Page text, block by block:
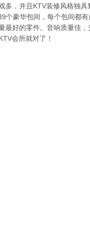
，并且KTV装修风格独具
个豪华包间，每个包间都
最好的零件。音响质量佳
会所就对了！